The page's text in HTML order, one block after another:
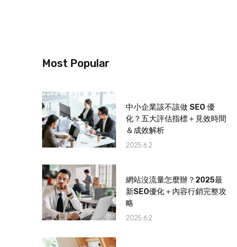
Most Popular
中小企業該不該做 SEO 優
化？五大評估指標＋見效時間
＆成效解析
2025.6.2
網站沒流量怎麼辦？2025最
新SEO優化＋內容行銷完整攻
略
2025.6.2